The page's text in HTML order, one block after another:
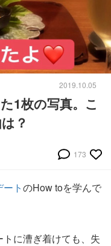
2019.10.05
1枚の写真。こ
？
173
ートのHow toを学んで
に漕ぎ着けても、失